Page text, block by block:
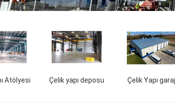
Çelik yapısı
Çelik Yapı Çiftlik